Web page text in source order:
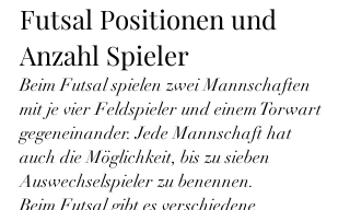
Futsal Positionen und
Anzahl Spieler
Beim Futsal spielen zwei Mannschaften
mit je vier Feldspieler und einem Torwart
gegeneinander. Jede Mannschaft hat
auch die Möglichkeit, bis zu sieben
Auswechselspieler zu benennen.
Beim Futsal gibt es verschiedene